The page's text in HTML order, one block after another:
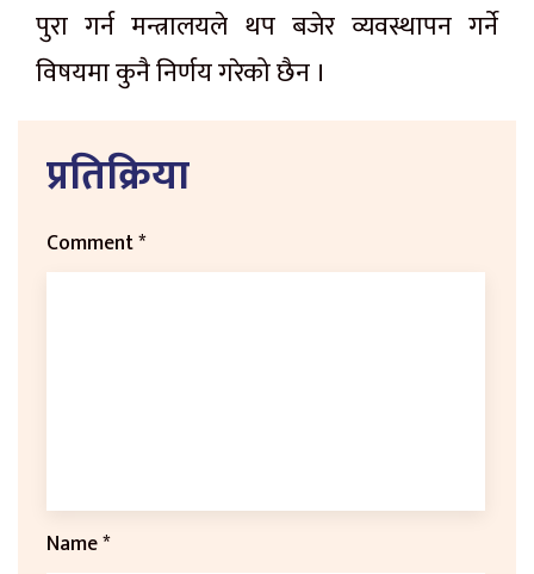
पुरा गर्न मन्त्रालयले थप बजेर व्यवस्थापन गर्ने
विषयमा कुनै निर्णय गरेको छैन ।
प्रतिक्रिया
Comment*
Name*